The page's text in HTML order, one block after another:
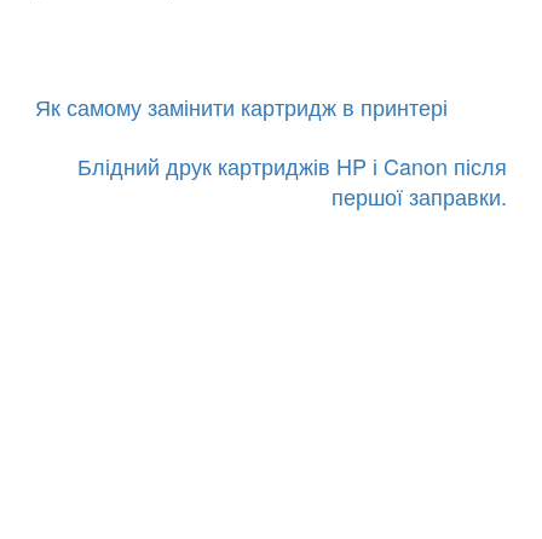
Як самому замінити картридж в принтері
Блідний друк картриджів HP і Canon після
першої заправки.